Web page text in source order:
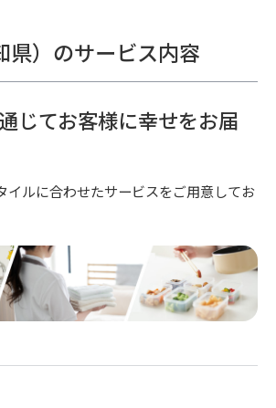
県）のサービス内容
じてお客様に幸せをお届
イルに合わせたサービスをご用意してお